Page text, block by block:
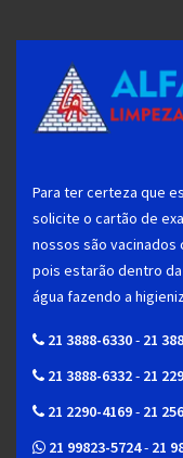
Para ter certeza que
solicite o cartão de
nossos são
pois estarão dentro
água fazendo a
21 3888-6330- 21
21 3888-6332- 21
21 2290-4169- 21
21 99823-5724- 21